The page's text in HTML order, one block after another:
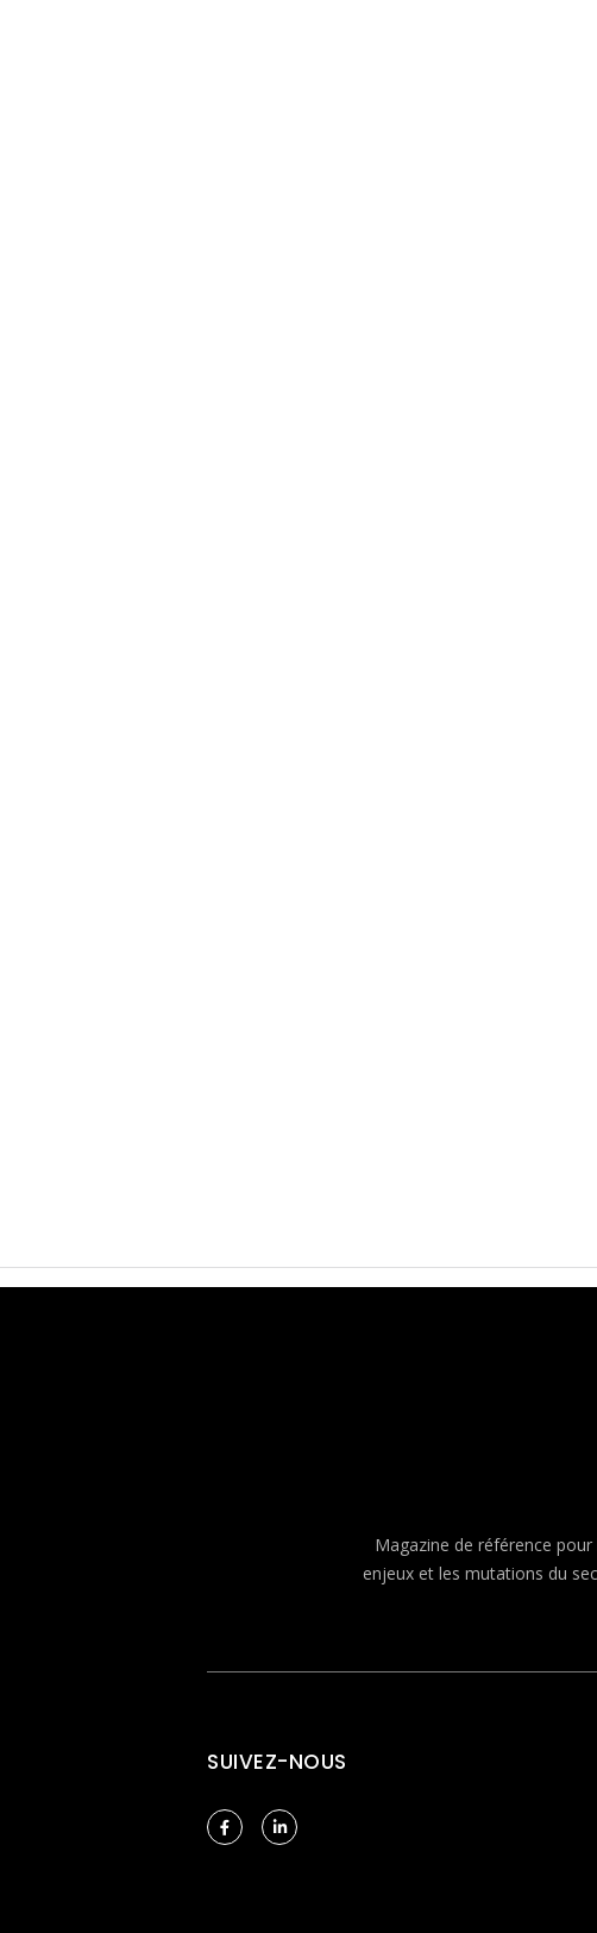
Magazine de référence
enjeux et les mutations du
SUIVEZ-NOUS